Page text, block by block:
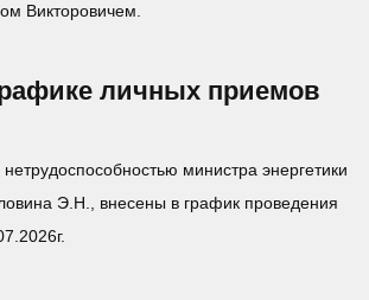
Викторовичем.
личных приемов
министра энергетики
Э.Н., внесены в график проведения